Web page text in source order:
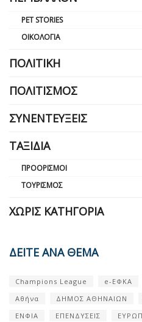
PET STORIES
ΟΙΚΟΛΟΓΊΑ
ΠΟΛΙΤΙΚΉ
ΠΟΛΙΤΙΣΜΌΣ
ΣΥΝΕΝΤΕΎΞΕΙΣ
ΤΑΞΊΔΙΑ
ΠΡΟΟΡΙΣΜΟΊ
ΤΟΥΡΙΣΜΌΣ
ΧΩΡΊΣ ΚΑΤΗΓΟΡΊΑ
ΔΕΙΤΕ ΑΝΑ ΘΕΜΑ
Champions League e-ΕΦΚΑ
Αθήνα
ΔΗΜΟΣ ΑΘΗΝΑΙΩΝ
ΕΝΦΙΑ
ΕΠΕΝΔΥΣΕΙΣ